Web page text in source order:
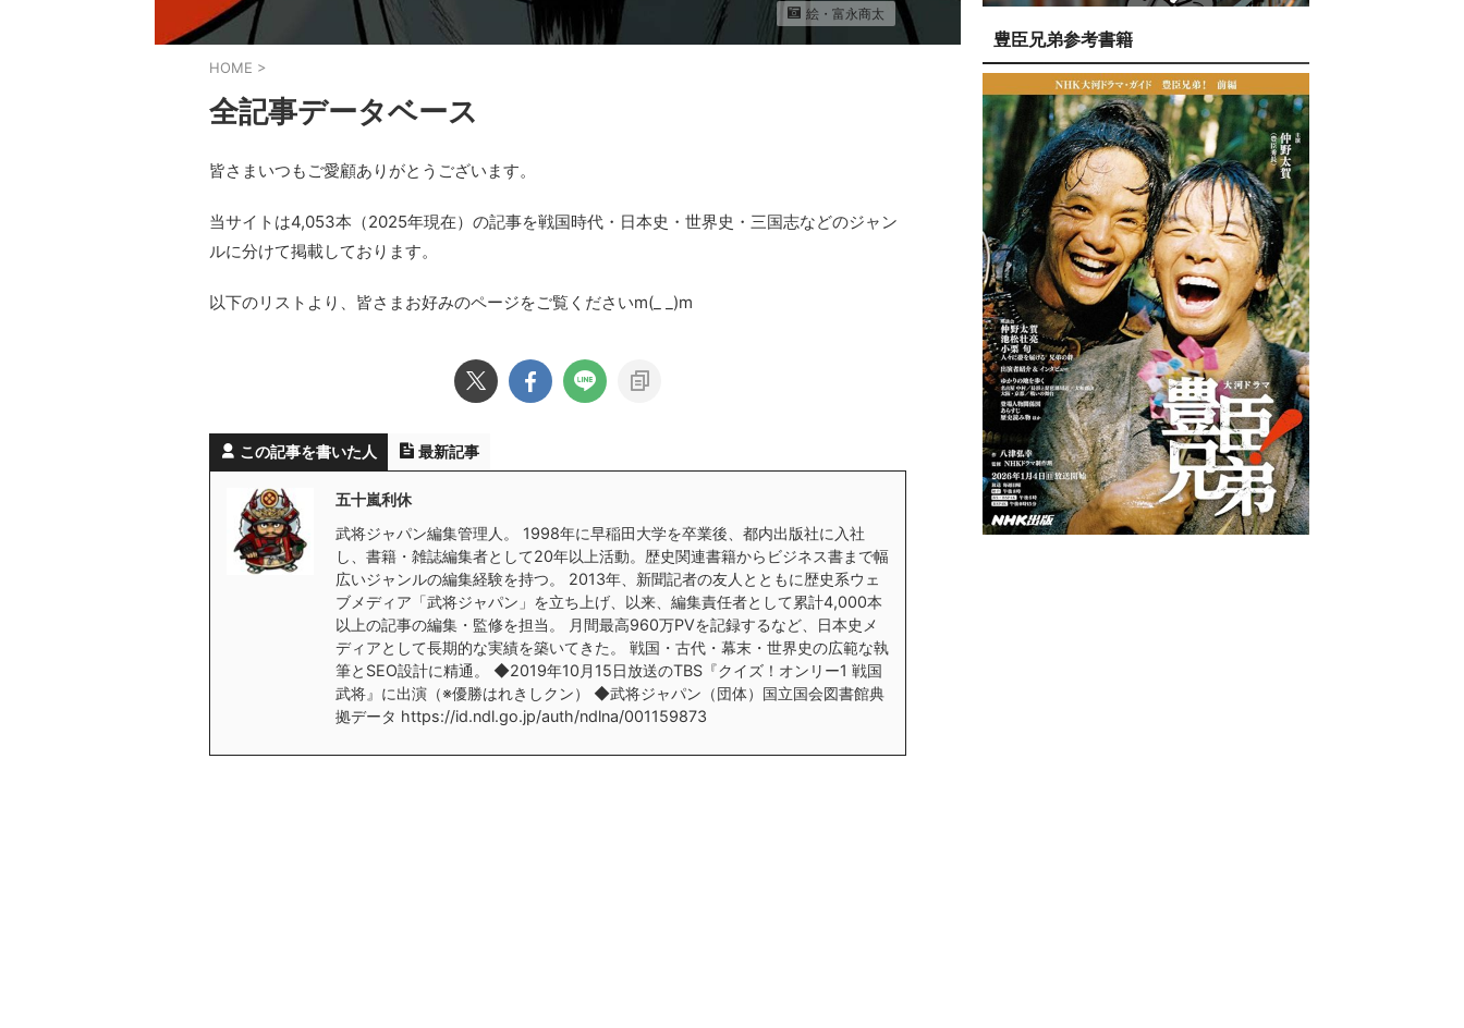
絵・富永商太
HOME >
全記事データベース
皆さまいつもご愛顧ありがとうございます。
当サイトは4,053本（2025年現在）の記事を戦国時代・日本史・世界史・三国志などのジャン
ルに分けて掲載しております。
以下のリストより、皆さまお好みのページをご覧くださいm(_ _)m
この記事を書いた人 最新記事
五十嵐利休
武将ジャパン編集管理人。 1998年に早稲田大学を卒業後、都内出版社に入社
し、書籍・雑誌編集者として20年以上活動。歴史関連書籍からビジネス書まで幅
広いジャンルの編集経験を持つ。 2013年、新聞記者の友人とともに歴史系ウェ
ブメディア「武将ジャパン」を立ち上げ、以来、編集責任者として累計4,000本
以上の記事の編集・監修を担当。 月間最高960万PVを記録するなど、日本史メ
ディアとして長期的な実績を築いてきた。 戦国・古代・幕末・世界史の広範な執
筆とSEO設計に精通。 ◆2019年10月15日放送のTBS『クイズ！オンリー1 戦国
武将』に出演（※優勝はれきしクン） ◆武将ジャパン（団体）国立国会図書館典
拠データ https://id.ndl.go.jp/auth/ndlna/001159873
豊臣兄弟参考書籍